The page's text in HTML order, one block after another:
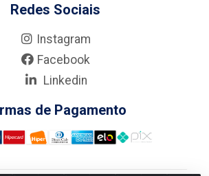
Redes Sociais
Instagram
Facebook
Linkedin
de Pagamento